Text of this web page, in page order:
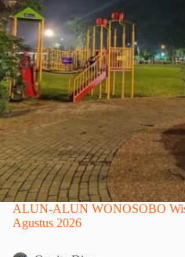
ALUN-ALUN WONOSOBO
Agustus 2026